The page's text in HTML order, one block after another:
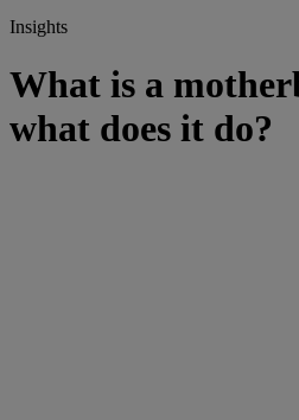
Insights
What is a
what does it do?